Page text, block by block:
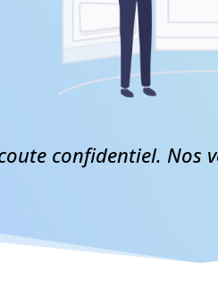
confidentiel.